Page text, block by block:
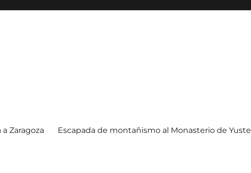
Zaragoza Escapada de montañismo al Monasterio de Yuste